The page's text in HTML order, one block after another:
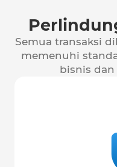
Semua transaksi
memenuhi
bisnis